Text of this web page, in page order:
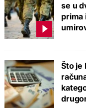
se u
prima
Što je